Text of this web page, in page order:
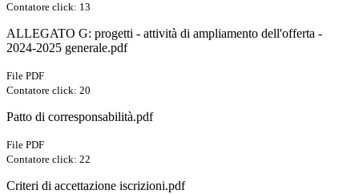
Contatore click: 13
ALLEGATO G: progetti - attività di ampliamento dell'offerta -
2024-2025 generale.pdf
File PDF
Contatore click: 20
Patto di corresponsabilità.pdf
File PDF
Contatore click: 22
Criteri di accettazione iscrizioni.pdf